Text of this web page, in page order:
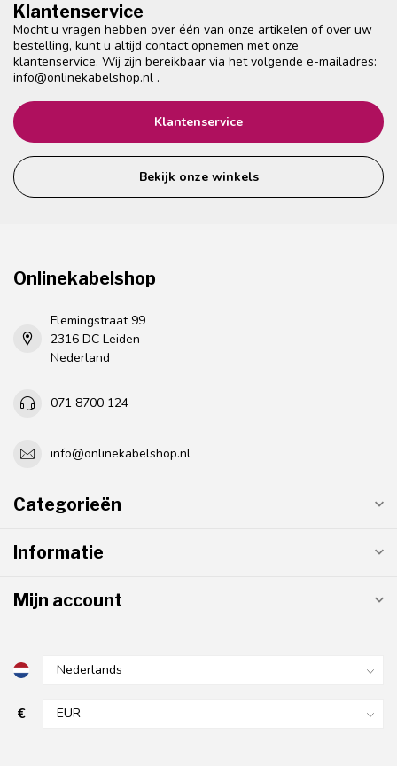
Klantenservice
Mocht u vragen hebben over één van onze artikelen of over uw
bestelling, kunt u altijd contact opnemen met onze
klantenservice. Wij zijn bereikbaar via het volgende e-mailadres:
info@onlinekabelshop.nl .
Klantenservice
Bekijk onze winkels
Onlinekabelshop
Flemingstraat 99
2316 DC Leiden
Nederland
071 8700 124
info@onlinekabelshop.nl
Categorieën
Informatie
Mijn account
€